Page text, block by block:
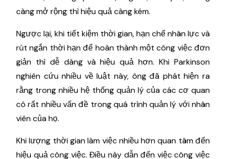
càng mở rộng thì hiệu quả càng kém.
Ngược lại, khi tiết kiệm thời gian, hạn chế nhân lực và
rút ngắn thời hạn để hoàn thành một công việc đơn
giản thì dễ dàng và hiệu quả hơn. Khi Parkinson
nghiên cứu nhiều về luật này, ông đã phát hiện ra
rằng trong nhiều hệ thống quản lý của các cơ quan
có rất nhiều vấn đề trong quá trình quản lý với nhân
viên của họ.
Khi lượng thời gian làm việc nhiều hơn quan tâm đến
hiệu quả công việc. Điều này dẫn đến việc công việc